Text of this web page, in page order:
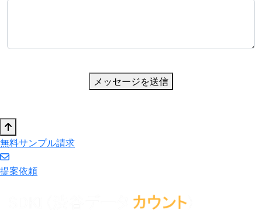
メッセージを送信
無料サンプル請求
提案依頼